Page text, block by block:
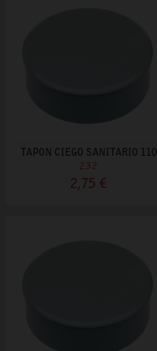
TAPON CIEGO SANITARIO 110
232
2,75 €